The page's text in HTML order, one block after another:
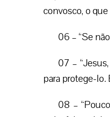
convosco, o
06 – “Se
07 –
para protege-lo.
08 –